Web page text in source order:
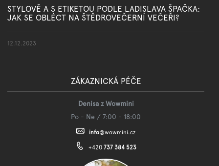
STYLOVĚ A S ETIKETOU PODLE LADISLAVA ŠPAČKA:
JAK SE OBLÉCT NA ŠTĚDROVEČERNÍ VEČEŘI?
12.12.2023
ZÁKAZNICKÁ PÉČE
Denisa z Wowmini
Po - Ne / 7:00 - 18:00
info@wowmini.cz
+420 737 384 523